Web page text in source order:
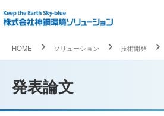
HOME ソリューション 技術開発
発表論文